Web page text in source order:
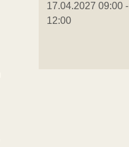
17.04.2027 09:00 -
12:00